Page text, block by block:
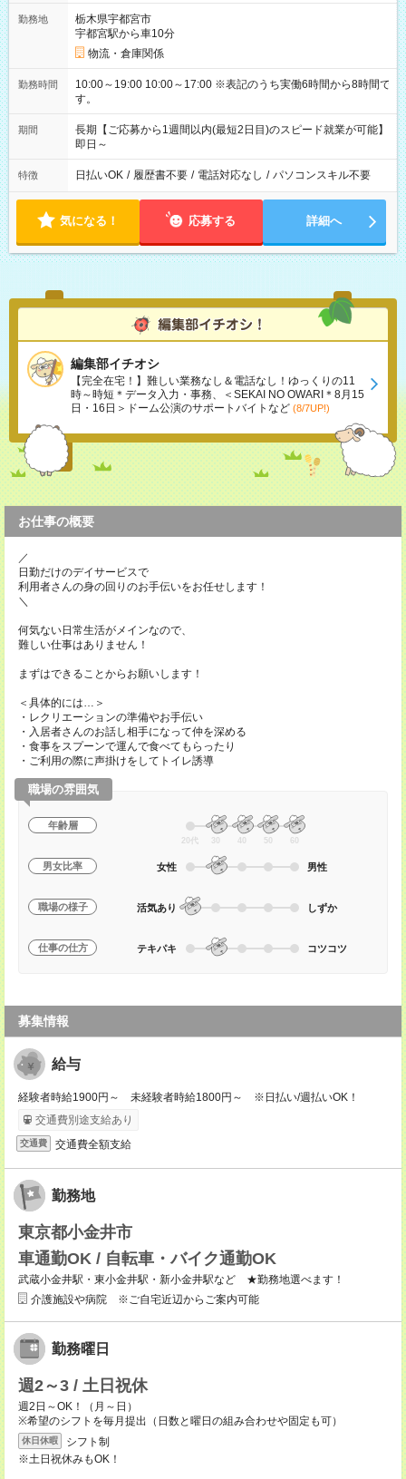
勤務地
栃木県宇都宮市
宇都宮駅から車10分
物流・倉庫関係
勤務時間
10:00～19:00 10:00～17:00 ※表記のうち実働6時間から8時間で
す。
期間
長期【ご応募から1週間以内(最短2日目)のスピード就業が可能】
即日～
特徴 日払いOK / 履歴書不要 / 電話対応なし / パソコンスキル不要
気になる！ 応募する 詳細へ
編集部イチオシ
【完全在宅！】難しい業務なし＆電話なし！ゆっくりの11
時～時短＊データ入力・事務、＜SEKAI NO OWARI＊8月15
日・16日＞ドーム公演のサポートバイトなど (8/7UP!)
お仕事の概要
／
日勤だけのデイサービスで
利用者さんの身の回りのお手伝いをお任せします！
＼
何気ない日常生活がメインなので、
難しい仕事はありません！
まずはできることからお願いします！
＜具体的には…＞
・レクリエーションの準備やお手伝い
・入居者さんのお話し相手になって仲を深める
・食事をスプーンで運んで食べてもらったり
・ご利用の際に声掛けをしてトイレ誘導
職場の雰囲気
年齢層
20代 30 40 50 60
男女比率 女性 男性
職場の様子 活気あり しずか
仕事の仕方 テキパキ コツコツ
募集情報
給与
経験者時給1900円～ 未経験者時給1800円～ ※日払い/週払いOK！
交通費別途支給あり
交通費 交通費全額支給
勤務地
東京都小金井市
車通勤OK / 自転車・バイク通勤OK
武蔵小金井駅・東小金井駅・新小金井駅など ★勤務地選べます！
介護施設や病院 ※ご自宅近辺からご案内可能
勤務曜日
週2～3 / 土日祝休
週2日～OK！（月～日）
※希望のシフトを毎月提出（日数と曜日の組み合わせや固定も可）
休日休暇
シフト制
※土日祝休みもOK！